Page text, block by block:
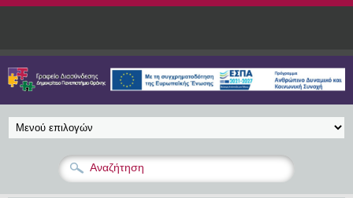
Παράκαμψη προς το κυρίως περιεχόμενο